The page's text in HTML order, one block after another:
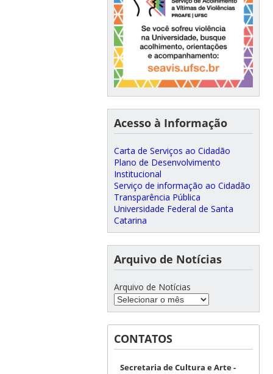
Acesso à Informação
Carta de Serviços ao Cidadão
Plano de Desenvolvimento
Institucional
Serviço de informação ao Cidadão
Transparência Pública
Universidade Federal de Santa
Catarina
Arquivo de Notícias
Arquivo de Notícias
CONTATOS
Secretaria de Cultura e Arte -